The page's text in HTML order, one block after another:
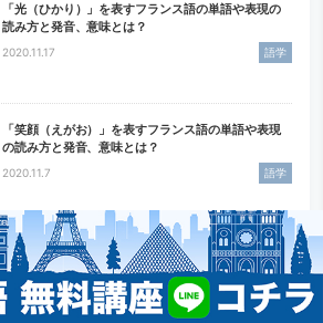
「光（ひかり）」を表すフランス語の単語や表現の
読み方と発音、意味とは？
2020.11.17 語学
「笑顔（えがお）」を表すフランス語の単語や表現
の読み方と発音、意味とは？
2020.11.7 語学
フランス語で「星」を表す単語やフレーズの読み方
と発音、意味とは？
2020.8.18 語学